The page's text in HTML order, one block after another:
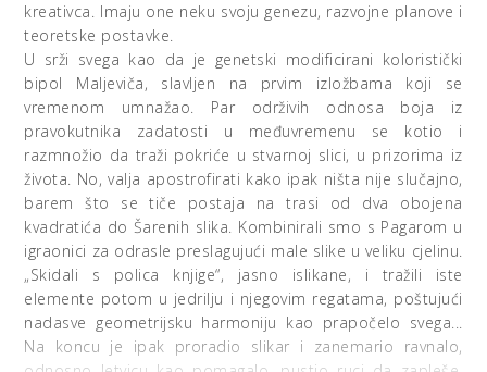
kreativca. Imaju one neku svoju genezu, razvojne planove i
teoretske postavke.
U srži svega kao da je genetski modificirani koloristički
bipol Maljeviča, slavljen na prvim izložbama koji se
vremenom umnažao. Par održivih odnosa boja iz
pravokutnika zadatosti u međuvremenu se kotio i
razmnožio da traži pokriće u stvarnoj slici, u prizorima iz
života. No, valja apostrofirati kako ipak ništa nije slučajno,
barem što se tiče postaja na trasi od dva obojena
kvadratića do Šarenih slika. Kombinirali smo s Pagarom u
igraonici za odrasle preslagujući male slike u veliku cjelinu.
„Skidali s polica knjige“, jasno islikane, i tražili iste
elemente potom u jedrilju i njegovim regatama, poštujući
nadasve geometrijsku harmoniju kao prapočelo svega...
Na koncu je ipak proradio slikar i zanemario ravnalo,